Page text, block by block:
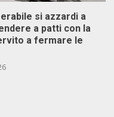
si azzardi a
a patti con la
a fermare le